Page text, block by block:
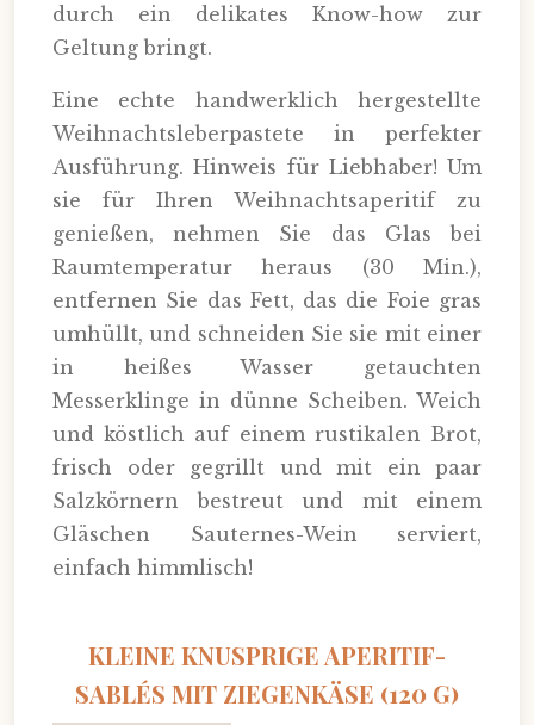
durch ein delikates Know-how zur
Geltung bringt.
Eine echte handwerklich hergestellte
Weihnachtsleberpastete in perfekter
Ausführung. Hinweis für Liebhaber! Um
sie für Ihren Weihnachtsaperitif zu
genießen, nehmen Sie das Glas bei
Raumtemperatur heraus (30 Min.),
entfernen Sie das Fett, das die Foie gras
umhüllt, und schneiden Sie sie mit einer
in heißes Wasser getauchten
Messerklinge in dünne Scheiben. Weich
und köstlich auf einem rustikalen Brot,
frisch oder gegrillt und mit ein paar
Salzkörnern bestreut und mit einem
Gläschen Sauternes-Wein serviert,
einfach himmlisch!
KLEINE KNUSPRIGE APERITIF-
SABLÉS MIT ZIEGENKÄSE (120 G)